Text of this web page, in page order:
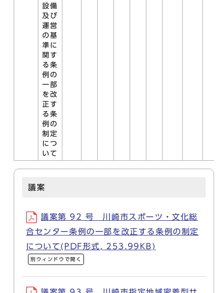
設備
及び
運営
の基
準に
関す
る条
例の
一部
を改
正す
る条
例の
制定
につ
いて
議案
議案第 92 号 川崎市スポーツ・文化総
合センター条例の一部を改正する条例の制定
について(PDF形式, 253.99KB)
別ウィンドウで開く